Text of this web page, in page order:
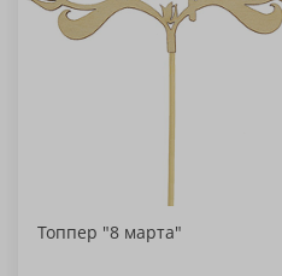
Топпер "8 марта"